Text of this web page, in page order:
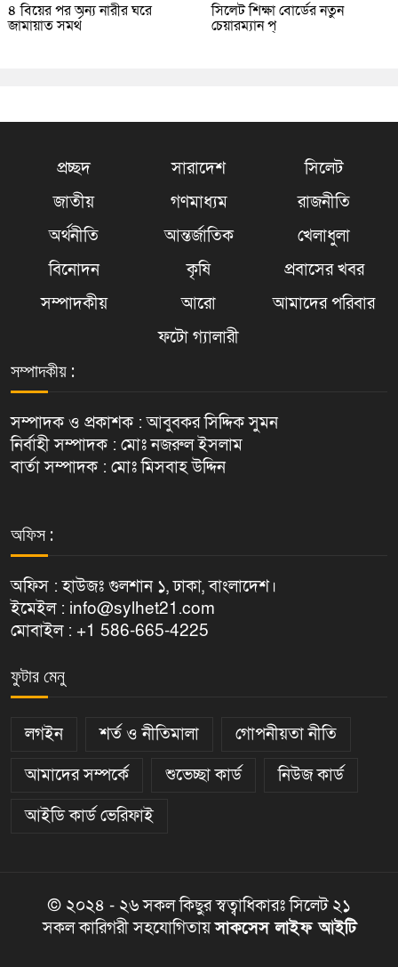
৪ বিয়ের পর অন্য নারীর ঘরে
জামায়াত সমর্থ
সিলেট শিক্ষা বোর্ডের নতুন
চেয়ারম্যান প্
প্রচ্ছদ সারাদেশ
সিলেট
জাতীয়
গণমাধ্যম
রাজনীতি
অর্থনীতি
আন্তর্জাতিক
খেলাধুলা
বিনোদন
কৃষি
প্রবাসের খবর
সম্পাদকীয়
আরো
আমাদের পরিবার
ফটো গ্যালারী
সম্পাদকীয় :
সম্পাদক ও প্রকাশক : আবুবকর সিদ্দিক সুমন
নির্বাহী সম্পাদক : মোঃ নজরুল ইসলাম
বার্তা সম্পাদক : মোঃ মিসবাহ উদ্দিন
অফিস :
অফিস : হাউজঃ গুলশান ১, ঢাকা, বাংলাদেশ।
ইমেইল : info@sylhet21.com
মোবাইল : +1 586-665-4225
ফুটার মেনু
লগইন শর্ত ও নীতিমালা
গোপনীয়তা নীতি
আমাদের সম্পর্কে
শুভেচ্ছা কার্ড
নিউজ কার্ড
আইডি কার্ড ভেরিফাই
© ২০২৪ - ২৬ সকল কিছুর স্বত্বাধিকারঃ সিলেট ২১
সকল কারিগরী সহযোগিতায়সাকসেস লাইফ আইটি